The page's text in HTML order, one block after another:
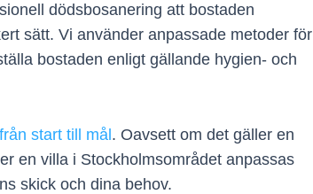
dödsbosanering att bostaden
sätt. Vi använder anpassade metoder för
bostaden enligt gällande hygien- och
start till mål. Oavsett om det gäller en
en villa i Stockholmsområdet anpassas
skick och dina behov.